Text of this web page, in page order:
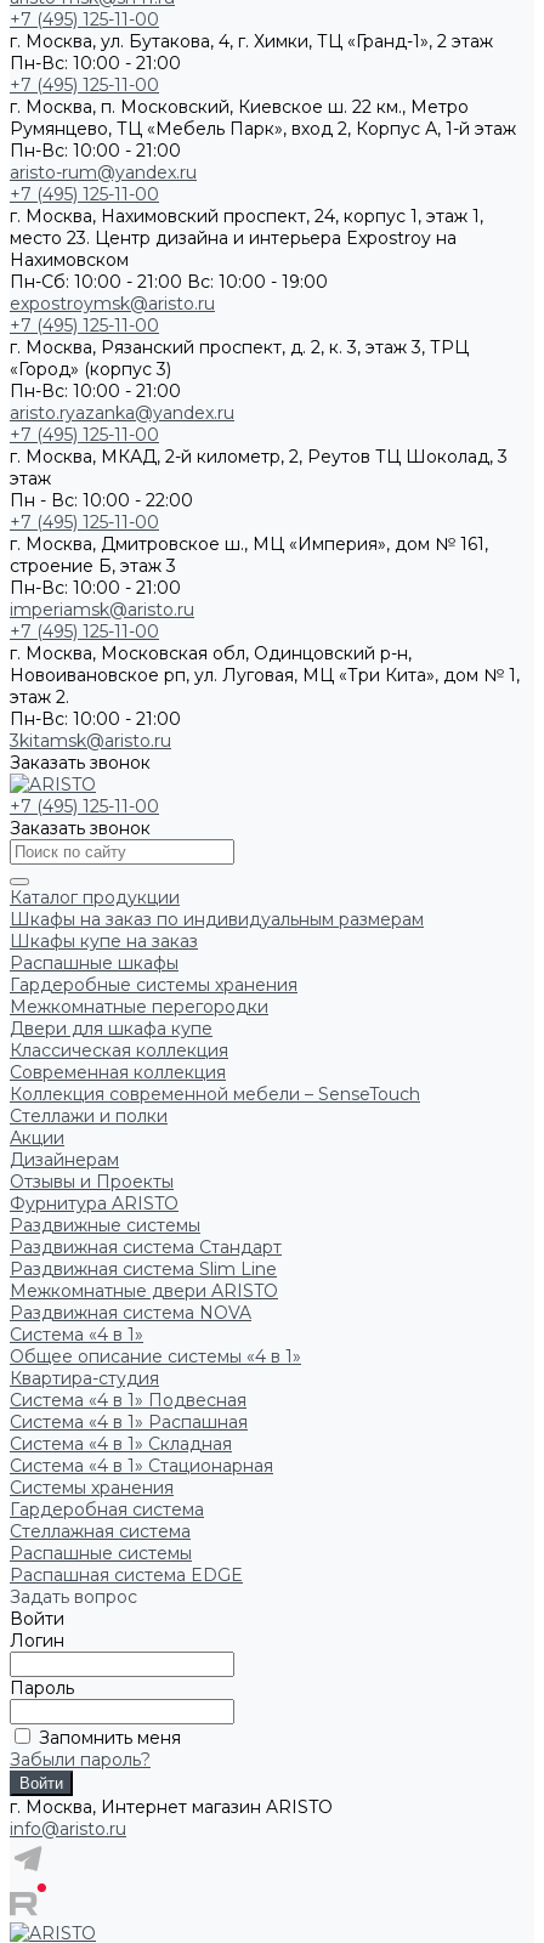
+7 (495) 125-11-00
г. Москва, ул. Бутакова, 4, г. Химки, ТЦ «Гранд-1», 2 этаж
Пн-Вс: 10:00 - 21:00
+7 (495) 125-11-00
г. Москва, п. Московский, Киевское ш. 22 км., Метро
Румянцево, ТЦ «Мебель Парк», вход 2, Корпус А, 1-й этаж
Пн-Вс: 10:00 - 21:00
aristo-rum@yandex.ru
+7 (495) 125-11-00
г. Москва, Нахимовский проспект, 24, корпус 1, этаж 1,
место 23. Центр дизайна и интерьера Expostroy на
Нахимовском
Пн-Сб: 10:00 - 21:00 Вс: 10:00 - 19:00
expostroymsk@aristo.ru
+7 (495) 125-11-00
г. Москва, Рязанский проспект, д. 2, к. 3, этаж 3, ТРЦ
«Город» (корпус 3)
Пн-Вс: 10:00 - 21:00
aristo.ryazanka@yandex.ru
+7 (495) 125-11-00
г. Москва, МКАД, 2-й километр, 2, Реутов ТЦ Шоколад, 3
этаж
Пн - Вс: 10:00 - 22:00
+7 (495) 125-11-00
г. Москва, Дмитровское ш., МЦ «Империя», дом № 161,
строение Б, этаж 3
Пн-Вс: 10:00 - 21:00
imperiamsk@aristo.ru
+7 (495) 125-11-00
г. Москва, Московская обл, Одинцовский р-н,
Новоивановское рп, ул. Луговая, МЦ «Три Кита», дом № 1,
этаж 2.
Пн-Вс: 10:00 - 21:00
3kitamsk@aristo.ru
Заказать звонок
+7 (495) 125-11-00
Заказать звонок
Каталог продукции
Шкафы на заказ по индивидуальным размерам
Шкафы купе на заказ
Распашные шкафы
Гардеробные системы хранения
Межкомнатные перегородки
Двери для шкафа купе
Классическая коллекция
Современная коллекция
Коллекция современной мебели – SenseTouch
Стеллажи и полки
Акции
Дизайнерам
Отзывы и Проекты
Фурнитура ARISTO
Раздвижные системы
Раздвижная система Стандарт
Раздвижная система Slim Line
Межкомнатные двери ARISTO
Раздвижная система NOVA
Система «4 в 1»
Общее описание системы «4 в 1»
Квартира-студия
Система «4 в 1» Подвесная
Система «4 в 1» Распашная
Система «4 в 1» Складная
Система «4 в 1» Стационарная
Системы хранения
Гардеробная система
Стеллажная система
Распашные системы
Распашная система EDGE
Задать вопрос
Войти
Логин
Пароль
Запомнить меня
Забыли пароль?
г. Москва, Интернет магазин ARISTO
info@aristo.ru